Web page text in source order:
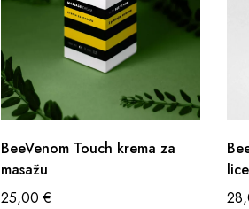
BeeVenom Touch krema za
masažu
25,00€
lice